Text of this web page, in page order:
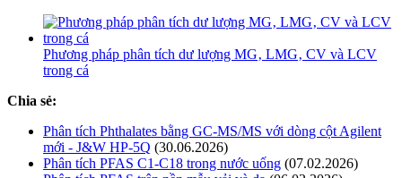
Phương pháp phân tích dư lượng MG‚ LMG‚ CV và LCV
trong cá
Chia sẻ:
Phân tích Phthalates bằng GC-MS/MS với dòng cột Agilent
mới - J&W HP-5Q (30.06.2026)
Phân tích PFAS C1-C18 trong nước uống (07.02.2026)